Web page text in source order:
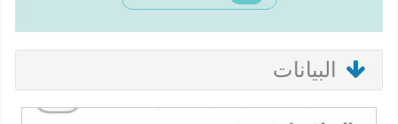
البيانات